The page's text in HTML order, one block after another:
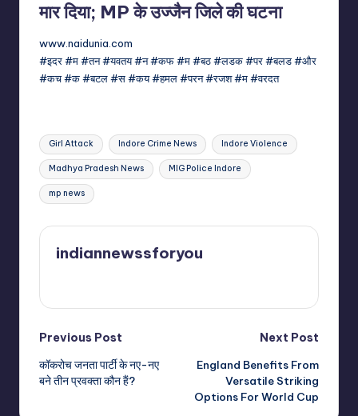
मार दिया; MP के उज्जैन जिले की घटना
www.naidunia.com
#इदर #म #तन #यवतय #न #कफ #म #बठ #लडक #पर #बलड #और
#कच #क #बटल #स #कय #हमल #परन #रजश #म #वरदत
Tags:
Girl Attack Indore Crime News Indore Violence
Madhya Pradesh News MIG Police Indore
mp news
indiannewssforyou
Post
navigation
Previous Post
कॉकरोच जनता पार्टी के नए-नए
बने तीन प्रवक्ता कौन हैं?
Next Post
England Benefits From
Versatile Striking
Options For World Cup